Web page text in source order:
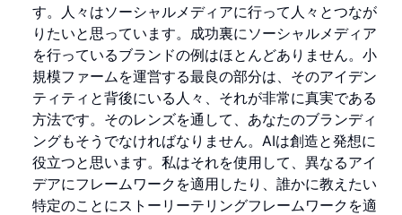
す。人々はソーシャルメディアに行って人々とつなが
りたいと思っています。成功裏にソーシャルメディア
を行っているブランドの例はほとんどありません。小
規模ファームを運営する最良の部分は、そのアイデン
ティティと背後にいる人々、それが非常に真実である
方法です。そのレンズを通して、あなたのブランディ
ングもそうでなければなりません。AIは創造と発想に
役立つと思います。私はそれを使用して、異なるアイ
デアにフレームワークを適用したり、誰かに教えたい
特定のことにストーリーテリングフレームワークを適